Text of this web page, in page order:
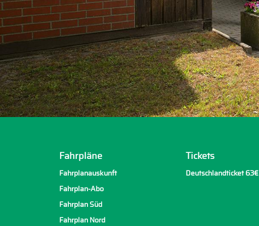
Fahrpläne
Fahrplanauskunft
Fahrplan-Abo
Fahrplan Süd
Fahrplan Nord
Tickets
Deutschlandticket 63€